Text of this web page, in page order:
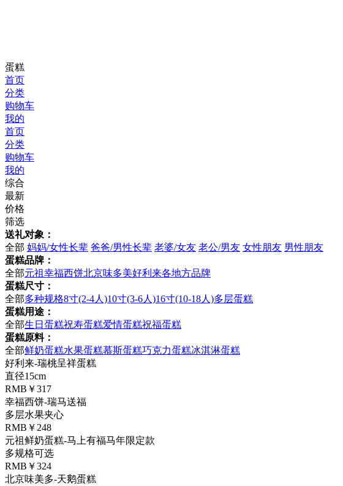
蛋糕
首页
分类
购物车
我的
首页
分类
购物车
我的
综合
最新
价格
筛选
送礼对象：
全部 妈妈/女性长辈 爸爸/男性长辈 老婆/女友 老公/男友 女性朋友 男性朋友
蛋糕品牌：
全部元祖幸福西饼北京味多美好利来各地方品牌
蛋糕尺寸：
全部多种规格8寸(2-4人)10寸(3-6人)16寸(10-18人)多层蛋糕
蛋糕用途：
全部生日蛋糕祝寿蛋糕爱情蛋糕祝福蛋糕
蛋糕原料：
全部鲜奶蛋糕水果蛋糕慕斯蛋糕巧克力蛋糕冰淇淋蛋糕
好利来-瑞桃呈祥蛋糕
直径15cm
RMB￥317
幸福西饼-瑞马送福
多层水果夹心
RMB￥248
元祖鲜奶蛋糕-马上有福马年限定款
多规格可选
RMB￥324
北京味美多-天鹅蛋糕